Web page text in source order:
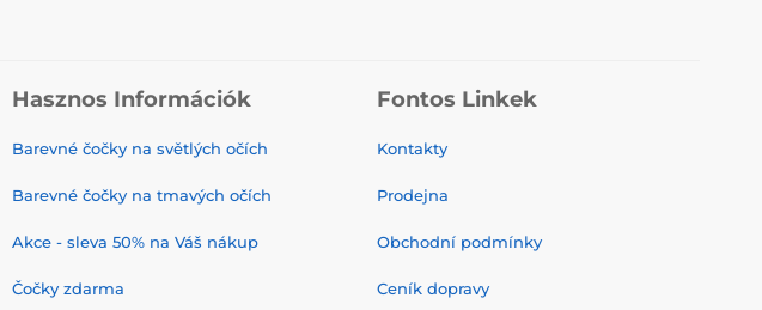
Hasznos Információk
Barevné čočky na světlých očích
Barevné čočky na tmavých očích
Akce - sleva 50% na Váš nákup
Čočky zdarma
Fontos Linkek
Kontakty
Prodejna
Obchodní podmínky
Ceník dopravy